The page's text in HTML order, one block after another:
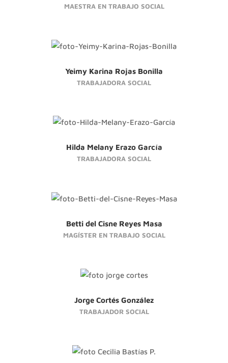
MAESTRA EN TRABAJO SOCIAL
Yeimy Karina Rojas Bonilla
TRABAJADORA SOCIAL
Hilda Melany Erazo García
TRABAJADORA SOCIAL
Betti del Cisne Reyes Masa
MAGÍSTER EN TRABAJO SOCIAL
Jorge Cortés González
TRABAJADOR SOCIAL